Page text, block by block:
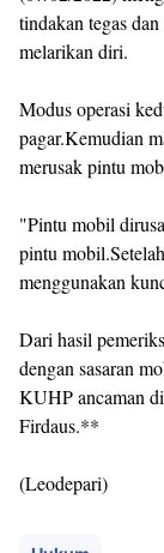
tindakan tegas
melarikan diri.
Modus operasi
pagar.Kemudian
merusak pintu
"Pintu mobil
pintu
menggunakan
Dari hasil
dengan sasaran
KUHP ancaman
Firdaus.**
(Leodepari)